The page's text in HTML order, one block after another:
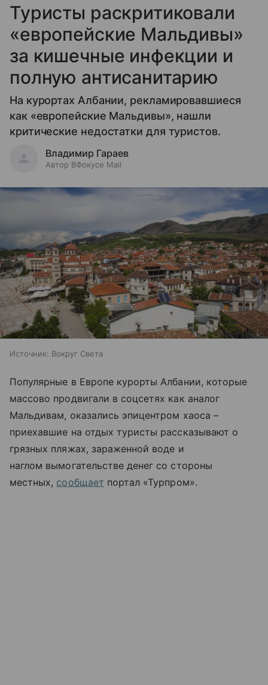
Туристы раскритиковали
«европейские Мальдивы»
за кишечные инфекции и
полную антисанитарию
На курортах Албании, рекламировавшиеся
как «европейские Мальдивы», нашли
критические недостатки для туристов.
Владимир Гараев
Автор ВФокусе Mail
Источник: Вокруг Света
Популярные в Европе курорты Албании, которые
массово продвигали в соцсетях как аналог
Мальдивам, оказались эпицентром хаоса –
приехавшие на отдых туристы рассказывают о
грязных пляжах, зараженной воде и
наглом вымогательстве денег со стороны
местных, сообщает портал «Турпром».